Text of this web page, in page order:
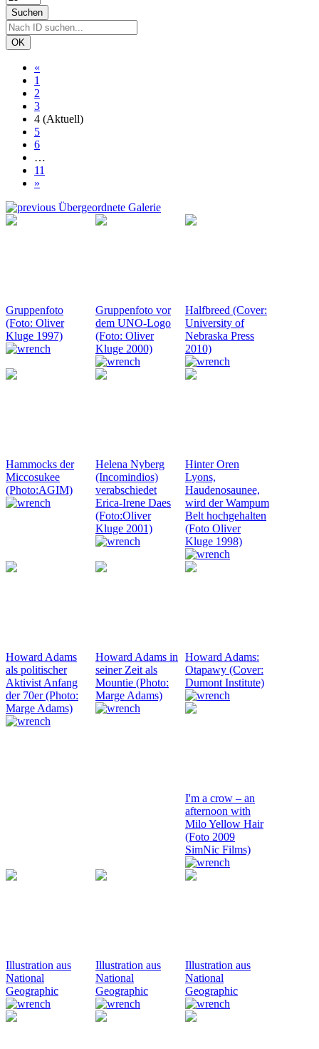
Suchen
OK
«
1
2
3
4 (Aktuell)
5
6
…
11
»
Übergeordnete Galerie
Gruppenfoto
(Foto: Oliver
Kluge 1997)
Gruppenfoto vor
dem UNO-Logo
(Foto: Oliver
Kluge 2000)
Halfbreed (Cover:
University of
Nebraska Press
2010)
Hammocks der
Miccosukee
(Photo:AGIM)
Helena Nyberg
(Incomindios)
verabschiedet
Erica-Irene Daes
(Foto:Oliver
Kluge 2001)
Hinter Oren
Lyons,
Haudenosaunee,
wird der Wampum
Belt hochgehalten
(Foto Oliver
Kluge 1998)
Howard Adams
als politischer
Aktivist Anfang
der 70er (Photo:
Marge Adams)
Howard Adams in
seiner Zeit als
Mountie (Photo:
Marge Adams)
Howard Adams:
Otapawy (Cover:
Dumont Institute)
I'm a crow – an
afternoon with
Milo Yellow Hair
(Foto 2009
SimNic Films)
Illustration aus
National
Geographic
Illustration aus
National
Geographic
Illustration aus
National
Geographic